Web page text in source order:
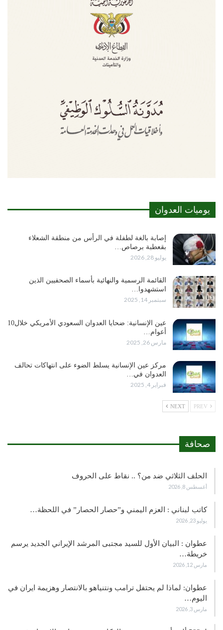
يوميات العدوان
إصابة بالغة لطفلة في الرأس من منطقة الشعلاء
بقعطبة برصاص…
يوليو 28, 2026
القائمة الرسمية والنهائية بأسماء الصحفيين الذين
استشهدوا…
سبتمبر 14, 2025
عين الإنسانية: ضحايا العدوان السعودي الأمريكي خلال10
أعوام…
مارس 26, 2025
مركز عين الإنسانية يسلط الضوء على انتهاكات تحالف
العدوان في…
فبراير 4, 2025
NEXT
صحافة
الحلف الثلاثي ضد من؟ .. نقاط على الحروف
أغسطس 8, 2026
كاتب لبناني : العزم اليمني و”حصار الحصار” في اللحظة…
يوليو 23, 2026
عطوان : البيان الأول للسيد مجتبى المرشد الإيراني الجديد يرسم
خريطة…
مارس 12, 2026
عطوان: لماذا لم يحتفل ترامب ونتنياهو بالانتصار وهزيمة ايران في
اليوم…
مارس 3, 2026